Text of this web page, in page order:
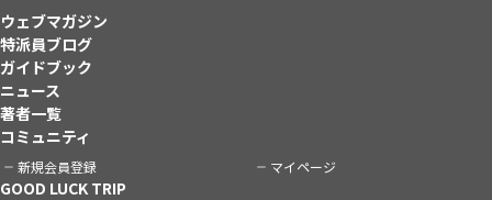
ウェブマガジン
特派員ブログ
ガイドブック
ニュース
著者一覧
コミュニティ
新規会員登録 マイページ
GOOD LUCK TRIP